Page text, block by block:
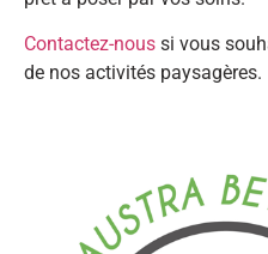
Contactez-nous si vous
de nos activités paysagères.